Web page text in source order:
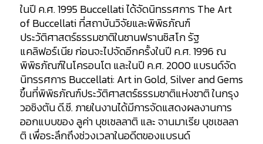
ในปี ค.ศ. 1995 Buccellati ได้จัดนิทรรศการ The Art
of Buccellati ที่สถาบันวิจัยและพิพิธภัณฑ์
ประวัติศาสตร์ธรรมชาติในซานฟรานซิสโก รัฐ
แคลิฟอร์เนีย ก่อนจะไปจัดอีกครั้งในปี ค.ศ. 1996 ณ
พิพิธภัณฑ์ในโครอนโต และในปี ค.ศ. 2000 แบรนด์จัด
นิทรรศการ Buccellati: Art in Gold, Silver and Gems
ขึ้นที่พิพิธภัณฑ์ประวัติศาสตร์ธรรมชาติแห่งชาติ ในกรุง
วอชิงตัน ดี.ซี. ภายในงานได้มีการจัดแสดงผลงานการ
ออกแบบของ ลูค่า บุชเชลลาติ และ จานมาเรีย บุชเชลลา
ติ เพื่อระลึกถึงช่วงเวลาในอดีตของแบรนด์